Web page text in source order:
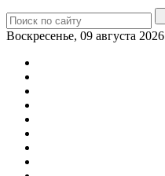
Воскресенье, 09 августа 2026